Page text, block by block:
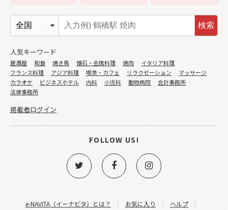
e-NAVITA（イーナビタ）とは？ お気に入り ヘルプ
検索
人気キーワード
居酒屋 和食 焼き鳥 懐石・会席料理 焼肉
イタリア料理
フランス料理
アジア料理 喫茶・カフェ リラクゼーション
マッサージ
カラオケ
ビジネスホテル 内科 小児科 動物病院
会計事務所
法律事務所
掲載者ログイン
FOLLOW US!